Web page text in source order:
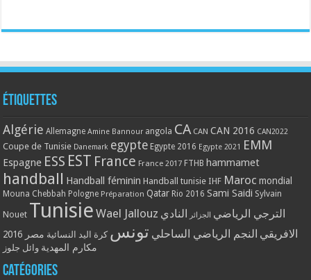
Étiquettes
Algérie Allemagne Amine Bannour angola CA CAN CAN 2016 CAN2022
Coupe de Tunisie Danemark egypte Egypte 2016 Egypte 2021 EMM
Espagne ESS EST France France 2017 FTHB hammamet
handball Handball féminin Handball tunisie IHF Maroc mondial
Mouna Chebbah Pologne Préparation Qatar Rio 2016 Sami Saidi Sylvain
Nouet Tunisie Wael Jallouz الترجي الرياضي الجزائر النادي
الافريقي النجم الرياضي الساحلي تونس كرة اليد النسائية مصر 2016
مكارم المهدية وائل جلوز
Catégories